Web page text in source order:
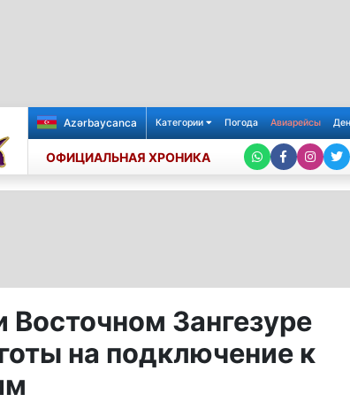
Azərbaycanca Категории Погода Авиарейсы
ОФИЦИАЛЬНАЯ ХРОНИКА
Восточном Зангезуре
на подключение к